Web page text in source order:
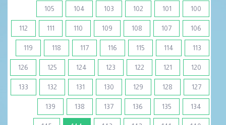
100
101
102
103
104
105
106
107
108
109
110
111
112
113
114
115
116
117
118
119
120
121
122
123
124
125
126
127
128
129
130
131
132
133
134
135
136
137
138
139